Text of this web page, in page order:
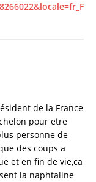
de la France
pour etre
personne de
des coups a
et en fin de vie,ca
la naphtaline